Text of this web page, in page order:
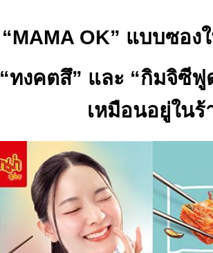
“MAMA OK” แบบซอง
“ทงคตสึ” และ “กิมจิซีฟู
เหมือนอยู่ใน